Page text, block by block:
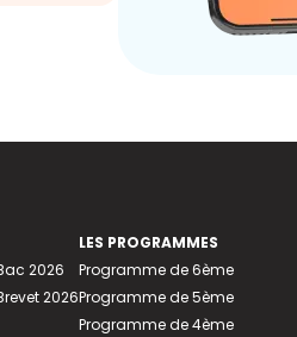
2026
2026
LES PROGRAMMES
Programme de 6ème
Programme de 5ème
Programme de 4ème